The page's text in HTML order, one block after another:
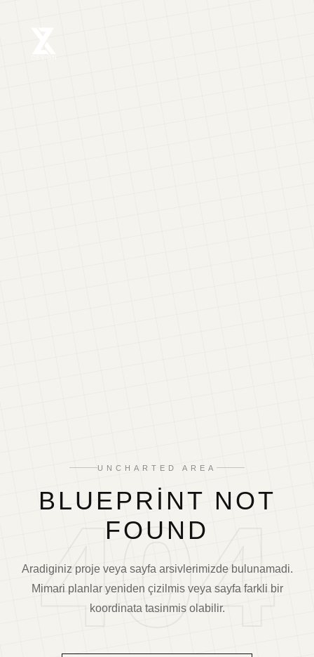
404
UNCHARTED AREA
BLUEPRINT NOT
FOUND
Aradiginiz proje veya sayfa arsivlerimizde bulunamadi.
Mimari planlar yeniden çizilmis veya sayfa farkli bir
koordinata tasinmis olabilir.